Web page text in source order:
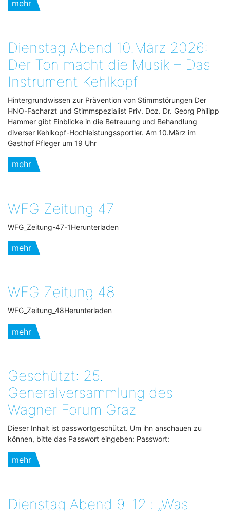
mehr
Dienstag Abend 10.März 2026:
Der Ton macht die Musik – Das
Instrument Kehlkopf
Hintergrundwissen zur Prävention von Stimmstörungen Der
HNO-Facharzt und Stimmspezialist Priv. Doz. Dr. Georg Philipp
Hammer gibt Einblicke in die Betreuung und Behandlung
diverser Kehlkopf-Hochleistungssportler. Am 10.März im
Gasthof Pfleger um 19 Uhr
mehr
WFG Zeitung 47
WFG_Zeitung-47-1Herunterladen
mehr
WFG Zeitung 48
WFG_Zeitung_48Herunterladen
mehr
Geschützt: 25.
Generalversammlung des
Wagner Forum Graz
Dieser Inhalt ist passwortgeschützt. Um ihn anschauen zu
können, bitte das Passwort eingeben: Passwort:
mehr
Dienstag Abend 9. 12.: „Was